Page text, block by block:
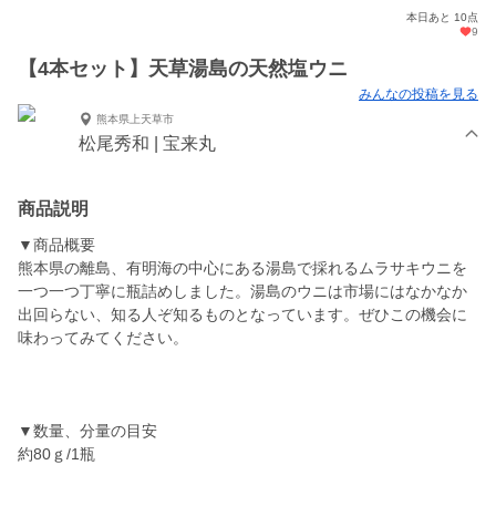
本日あと 10点
9
【4本セット】天草湯島の天然塩ウニ
みんなの投稿を見る
熊本県上天草市
松尾秀和 | 宝来丸
商品説明
▼商品概要
熊本県の離島、有明海の中心にある湯島で採れるムラサキウニを
一つ一つ丁寧に瓶詰めしました。湯島のウニは市場にはなかなか
出回らない、知る人ぞ知るものとなっています。ぜひこの機会に
味わってみてください。
▼数量、分量の目安
約80ｇ/1瓶